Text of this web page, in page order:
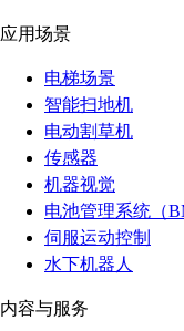
应用场景
电梯场景
智能扫地机
电动割草机
传感器
机器视觉
电池管理系统（
伺服运动控制
水下机器人
内容与服务